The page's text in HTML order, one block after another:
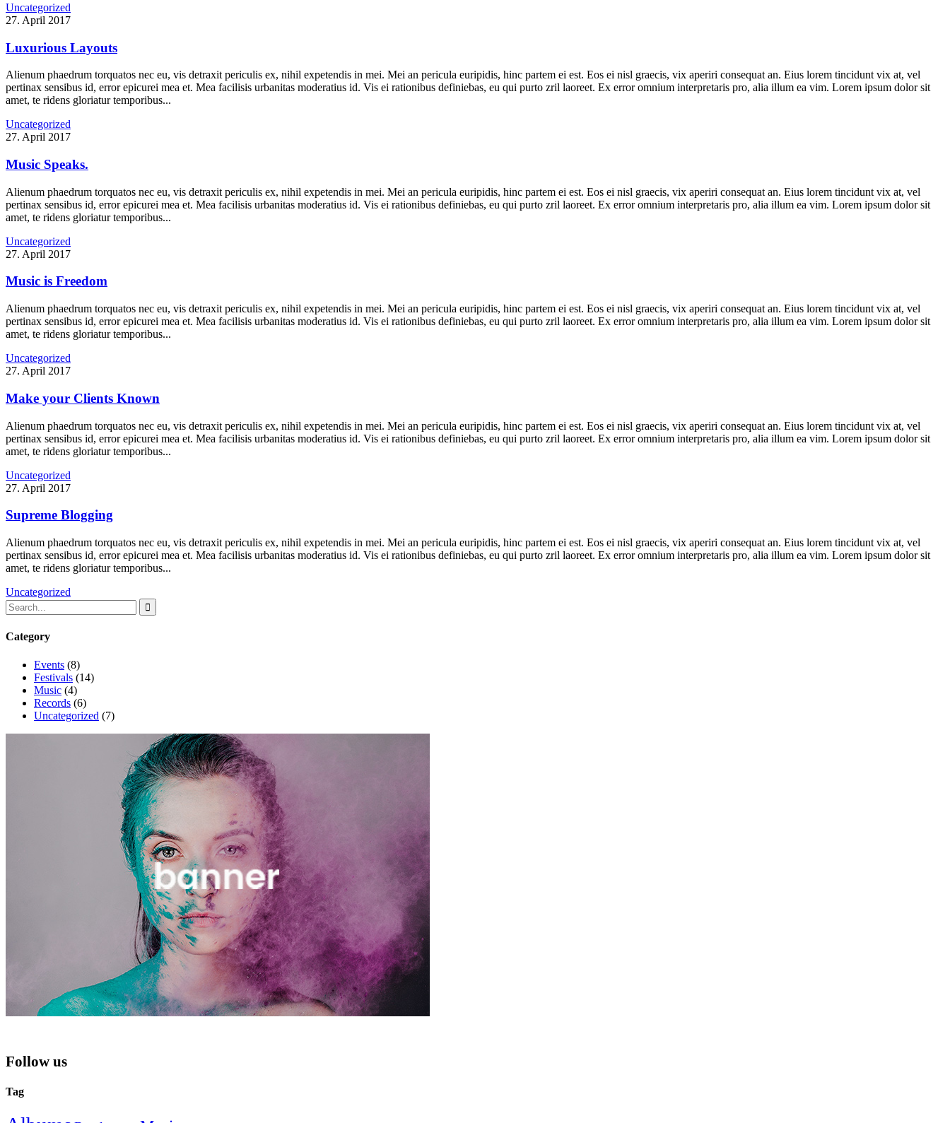
Uncategorized
27. April 2017
Luxurious Layouts
Alienum phaedrum torquatos nec eu, vis detraxit periculis ex, nihil expetendis in mei. Mei an pericula euripidis, hinc partem ei est. Eos ei nisl graecis, vix aperiri consequat an. Eius lorem tincidunt vix at, vel
pertinax sensibus id, error epicurei mea et. Mea facilisis urbanitas moderatius id. Vis ei rationibus definiebas, eu qui purto zril laoreet. Ex error omnium interpretaris pro, alia illum ea vim. Lorem ipsum dolor sit
amet, te ridens gloriatur temporibus...
Uncategorized
27. April 2017
Music Speaks.
Alienum phaedrum torquatos nec eu, vis detraxit periculis ex, nihil expetendis in mei. Mei an pericula euripidis, hinc partem ei est. Eos ei nisl graecis, vix aperiri consequat an. Eius lorem tincidunt vix at, vel
pertinax sensibus id, error epicurei mea et. Mea facilisis urbanitas moderatius id. Vis ei rationibus definiebas, eu qui purto zril laoreet. Ex error omnium interpretaris pro, alia illum ea vim. Lorem ipsum dolor sit
amet, te ridens gloriatur temporibus...
Uncategorized
27. April 2017
Music is Freedom
Alienum phaedrum torquatos nec eu, vis detraxit periculis ex, nihil expetendis in mei. Mei an pericula euripidis, hinc partem ei est. Eos ei nisl graecis, vix aperiri consequat an. Eius lorem tincidunt vix at, vel
pertinax sensibus id, error epicurei mea et. Mea facilisis urbanitas moderatius id. Vis ei rationibus definiebas, eu qui purto zril laoreet. Ex error omnium interpretaris pro, alia illum ea vim. Lorem ipsum dolor sit
amet, te ridens gloriatur temporibus...
Uncategorized
27. April 2017
Make your Clients Known
Alienum phaedrum torquatos nec eu, vis detraxit periculis ex, nihil expetendis in mei. Mei an pericula euripidis, hinc partem ei est. Eos ei nisl graecis, vix aperiri consequat an. Eius lorem tincidunt vix at, vel
pertinax sensibus id, error epicurei mea et. Mea facilisis urbanitas moderatius id. Vis ei rationibus definiebas, eu qui purto zril laoreet. Ex error omnium interpretaris pro, alia illum ea vim. Lorem ipsum dolor sit
amet, te ridens gloriatur temporibus...
Uncategorized
27. April 2017
Supreme Blogging
Alienum phaedrum torquatos nec eu, vis detraxit periculis ex, nihil expetendis in mei. Mei an pericula euripidis, hinc partem ei est. Eos ei nisl graecis, vix aperiri consequat an. Eius lorem tincidunt vix at, vel
pertinax sensibus id, error epicurei mea et. Mea facilisis urbanitas moderatius id. Vis ei rationibus definiebas, eu qui purto zril laoreet. Ex error omnium interpretaris pro, alia illum ea vim. Lorem ipsum dolor sit
amet, te ridens gloriatur temporibus...
Uncategorized
Category
Events (8)
Festivals (14)
Music (4)
Records (6)
Uncategorized (7)
Follow us
Tag